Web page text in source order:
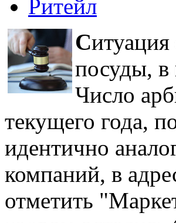
Ритейл
С
посуды, в
Число
текущего года,
идентично
компаний, в
отметить